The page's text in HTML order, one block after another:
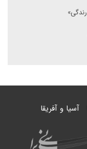
آسیا و آفریقا